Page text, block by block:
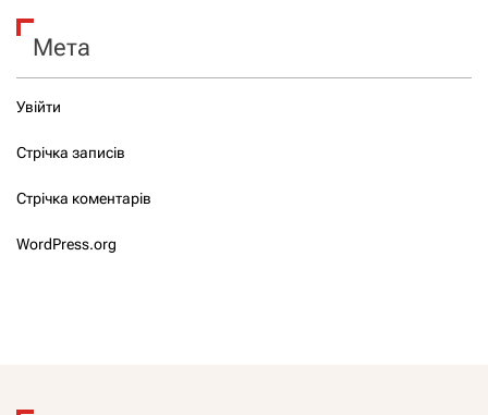
Мета
Увійти
Стрічка записів
Стрічка коментарів
WordPress.org